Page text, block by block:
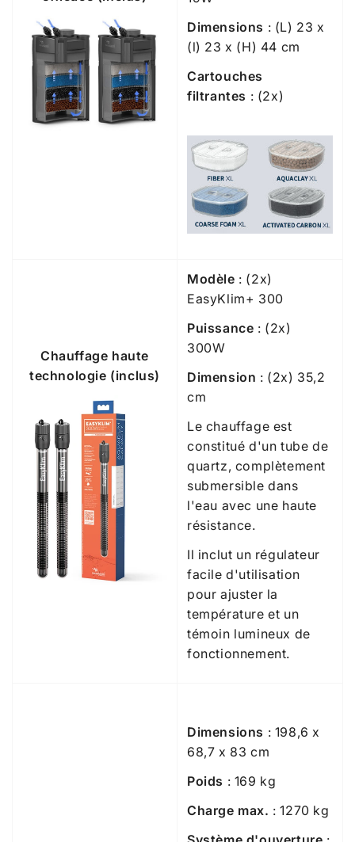
Dimensions : (L) 23 x
(l) 23 x (H) 44 cm
Cartouches
filtrantes : (2x)
Chauffage haute
technologie (inclus)
Modèle : (2x)
EasyKlim+ 300
Puissance : (2x)
300W
Dimension : (2x) 35,2
cm
Le chauffage est
constitué d'un tube de
quartz, complètement
submersible dans
l'eau avec une haute
résistance.
Il inclut un régulateur
facile d'utilisation
pour ajuster la
température et un
témoin lumineux de
fonctionnement.
Dimensions : 198,6 x
68,7 x 83 cm
Poids : 169 kg
Charge max. : 1270 kg